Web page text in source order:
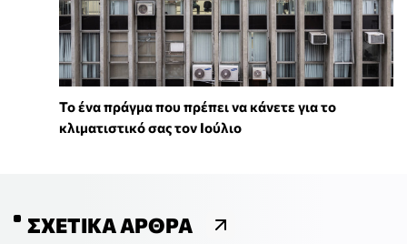
Το ένα πράγμα που πρέπει να κάνετε για το
κλιματιστικό σας τον Ιούλιο
ΣΧΕΤΙΚΆ ΆΡΘΡΑ